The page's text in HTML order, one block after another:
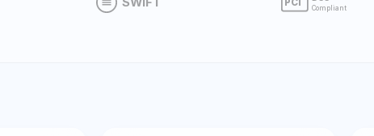
PCI Compliant